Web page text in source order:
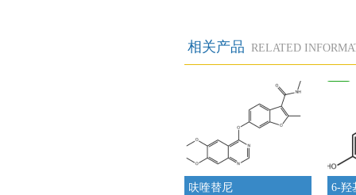
相关产品 RELATED
呋喹替尼